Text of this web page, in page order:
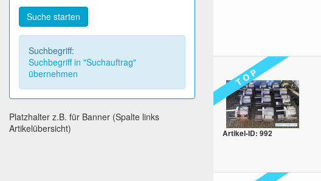
Suche starten
Suchbegriff:
Suchbegriff in "Suchauftrag"
übernehmen
Platzhalter z.B. für Banner (Spalte links
Artikelübersicht)
T O P
Artikel-ID: 992